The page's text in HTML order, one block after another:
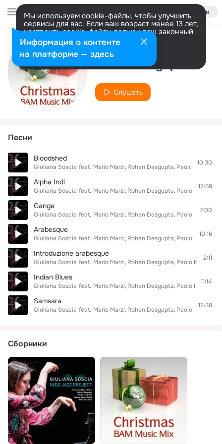
Войти
Мы используем cookie-файлы, чтобы улучшить
сервисы для вас. Если ваш возраст менее 13 лет,
настроить cookie-файлы должен ваш законный
представитель. Больше информации
Разрешить все Настроить
Исполнитель
Rohan Dasgupta
Слушать
Песни
Bloodshed
Giuliana Soscia feat. Mario Marzi Rohan Dasgupta Paolo Innarella
10:30
Alpha Indi
Giuliana Soscia feat. Mario Marzi Rohan Dasgupta Paolo Innarella
12:59
Gange
Giuliana Soscia feat. Mario Marzi Rohan Dasgupta Paolo Innarella
7:00
Arabesque
Giuliana Soscia feat. Mario Marzi Rohan Dasgupta Paolo Innarella
10:16
Introduzione arabesque
Giuliana Soscia feat. Mario Marzi Rohan Dasgupta Paolo Innarella
2:11
Indian Blues
Giuliana Soscia feat. Mario Marzi Rohan Dasgupta Paolo Innarella
11:14
Samsara
Giuliana Soscia feat. Mario Marzi Rohan Dasgupta Paolo Innarella
12:38
Сборники
Информация о контенте
на платформе — здесь